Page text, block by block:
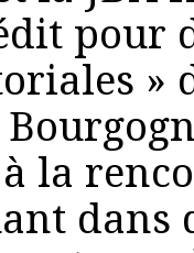
pour
»
la
dans